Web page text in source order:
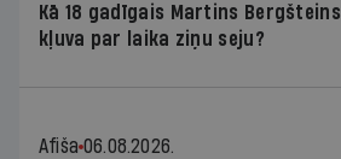
Kā 18 gadīgais Martins Bergšteins
kļuva par laika ziņu seju?
Afiša 06.08.2026.